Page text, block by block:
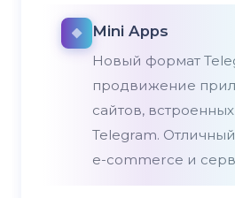
Mini Apps
Новый формат
продвижение
сайтов,
Telegram.
e-commerce и